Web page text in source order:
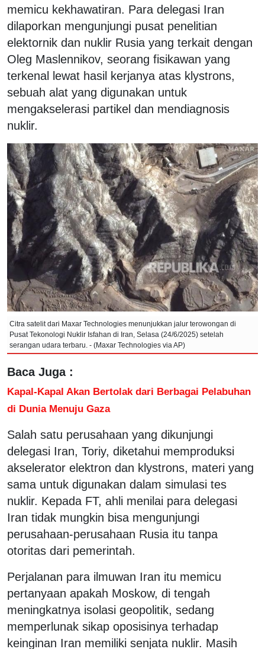
memicu kekhawatiran. Para delegasi Iran
dilaporkan mengunjungi pusat penelitian
elektornik dan nuklir Rusia yang terkait dengan
Oleg Maslennikov, seorang fisikawan yang
terkenal lewat hasil kerjanya atas klystrons,
sebuah alat yang digunakan untuk
mengakselerasi partikel dan mendiagnosis
nuklir.
Citra satelit dari Maxar Technologies menunjukkan jalur terowongan di
Pusat Tekonologi Nuklir Isfahan di Iran, Selasa (24/6/2025) setelah
serangan udara terbaru. - (Maxar Technologies via AP)
Baca Juga :
Kapal-Kapal Akan Bertolak dari Berbagai Pelabuhan
di Dunia Menuju Gaza
Salah satu perusahaan yang dikunjungi
delegasi Iran, Toriy, diketahui memproduksi
akselerator elektron dan klystrons, materi yang
sama untuk digunakan dalam simulasi tes
nuklir. Kepada FT, ahli menilai para delegasi
Iran tidak mungkin bisa mengunjungi
perusahaan-perusahaan Rusia itu tanpa
otoritas dari pemerintah.
Perjalanan para ilmuwan Iran itu memicu
pertanyaan apakah Moskow, di tengah
meningkatnya isolasi geopolitik, sedang
memperlunak sikap oposisinya terhadap
keinginan Iran memiliki senjata nuklir. Masih